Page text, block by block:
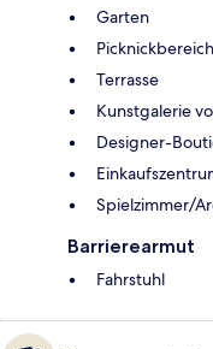
Garten
Picknickbereich
Terrasse
Kunstgalerie
Designer-
Spielzimmer/
Barrierearmut
Fahrstuhl